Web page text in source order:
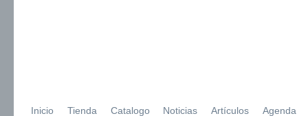
Inicio Tienda Catalogo Noticias Artículos Agenda